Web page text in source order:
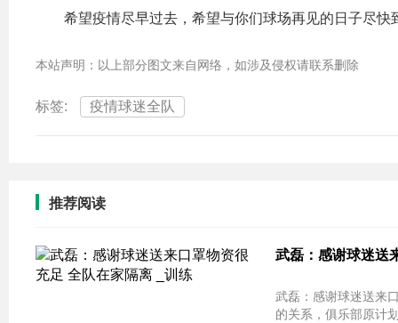
希望疫情尽早过去，希望与你们球场再见的日子尽快
本站声明：以上部分图文来自网络，如涉及侵权请联系删除
标签: 疫情球迷全队
推荐阅读
武磊：感谢球迷送
武磊：感谢球迷送来口罩物资很充
的关系，俱乐部原计